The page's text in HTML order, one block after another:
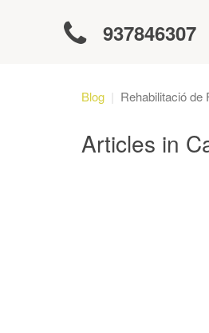
937846307
Blog Rehabilitació de
Articles in